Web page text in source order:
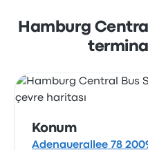
Hamburg Germany.
otobüs durağını
Hamburg
Konum
Adenauerallee 78